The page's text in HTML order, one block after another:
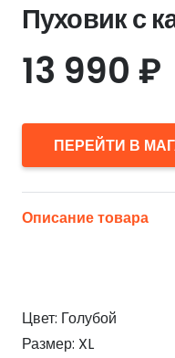
Пуховик с
13 990 ₽
ПЕРЕЙТИ В
Описание товара
Цвет: Голубой
Размер: XL